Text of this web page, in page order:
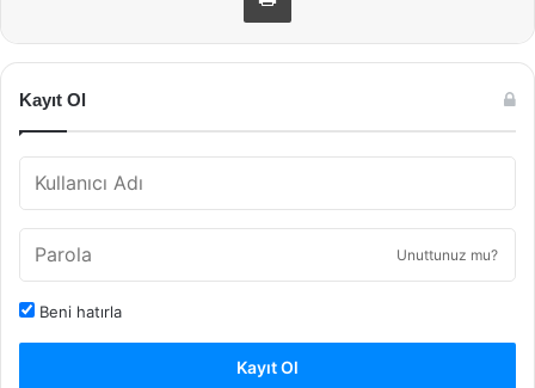
Kayıt Ol
Unuttunuz mu?
Beni hatırla
Kayıt Ol